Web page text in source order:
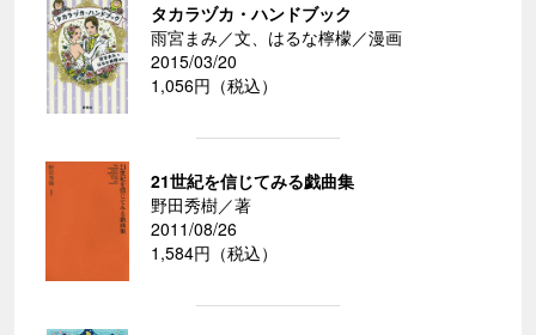
タカラヅカ・ハンドブック
雨宮まみ／文、はるな檸檬／漫画
2015/03/20
1,056円（税込）
21世紀を信じてみる戯曲集
野田秀樹／著
2011/08/26
1,584円（税込）